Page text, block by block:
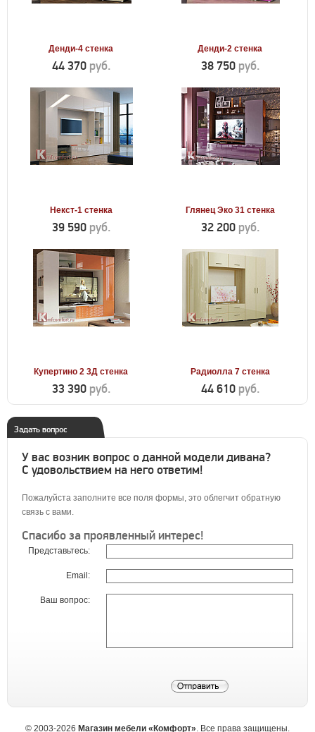
Денди-4 стенка
44 370 руб.
Денди-2 стенка
38 750 руб.
Некст-1 стенка
39 590 руб.
Глянец Эко 31 стенка
32 200 руб.
Купертино 2 3Д стенка
33 390 руб.
Радиолла 7 стенка
44 610 руб.
Задать вопрос
У вас возник вопрос о данной модели дивана?
С удовольствием на него ответим!
Пожалуйста заполните все поля формы, это облегчит обратную
связь с вами.
Спасибо за проявленный интерес!
Представьтесь:
Email:
Ваш вопрос:
© 2003-2026 Магазин мебели «Комфорт». Все права защищены.